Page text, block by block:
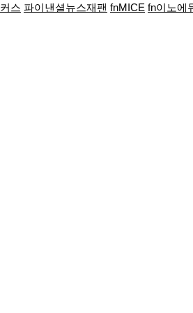
스 파이낸셜뉴스재팬 fnMICE fn이노에